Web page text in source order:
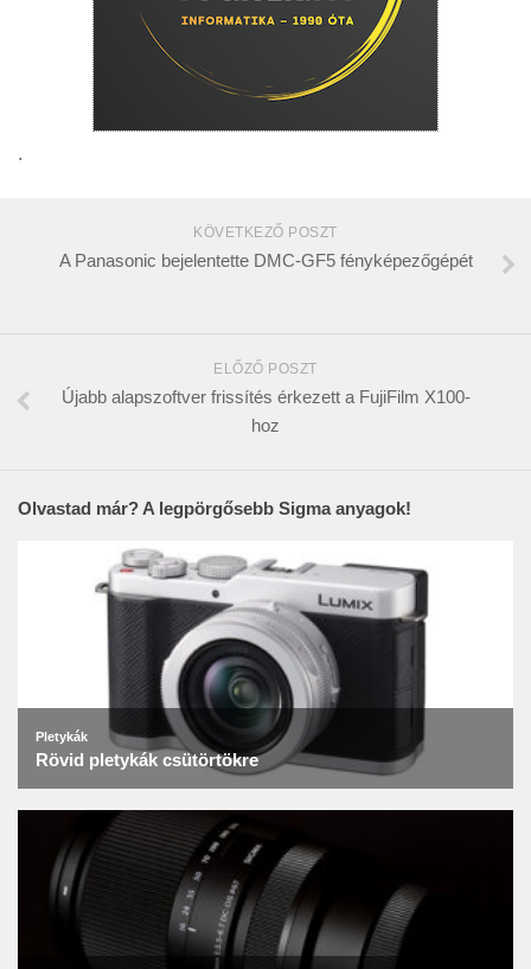
.
KÖVETKEZŐ POSZT
A Panasonic bejelentette DMC-GF5 fényképezőgépét
ELŐZŐ POSZT
Újabb alapszoftver frissítés érkezett a FujiFilm X100-
hoz
Olvastad már? A legpörgősebb Sigma anyagok!